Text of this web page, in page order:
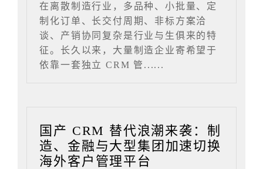
在离散制造行业，多品种、小批量、定
制化订单、长交付周期、非标方案洽
谈、产销协同复杂是行业与生俱来的特
征。长久以来，大量制造企业寄希望于
依靠一套独立 CRM 管......
国产 CRM 替代浪潮来袭：制
造、金融与大型集团加速切换
海外客户管理平台